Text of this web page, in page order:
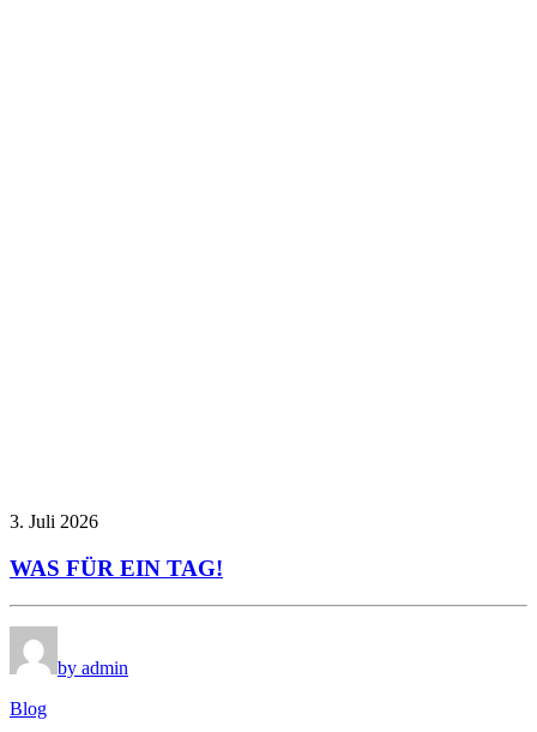
3. Juli 2026
WAS FÜR EIN TAG!
by admin
Blog